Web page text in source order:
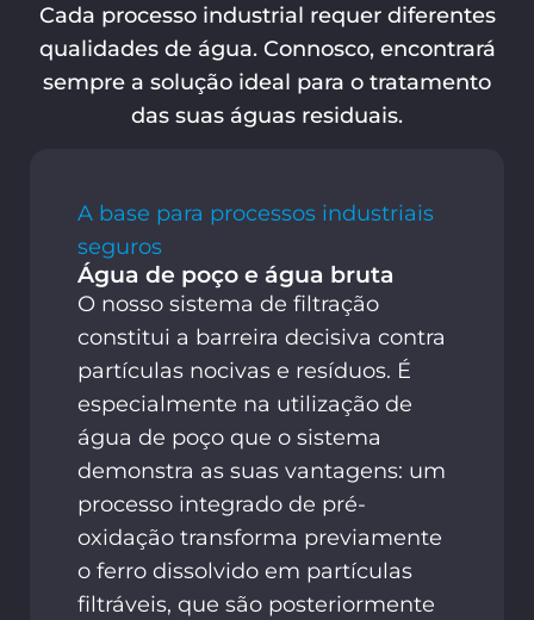
Cada processo industrial requer diferentes
qualidades de água. Connosco, encontrará
sempre a solução ideal para o tratamento
das suas águas residuais.
A base para processos industriais
seguros
Água de poço e água bruta
O nosso sistema de filtração
constitui a barreira decisiva contra
partículas nocivas e resíduos. É
especialmente na utilização de
água de poço que o sistema
demonstra as suas vantagens: um
processo integrado de pré-
oxidação transforma previamente
o ferro dissolvido em partículas
filtráveis, que são posteriormente